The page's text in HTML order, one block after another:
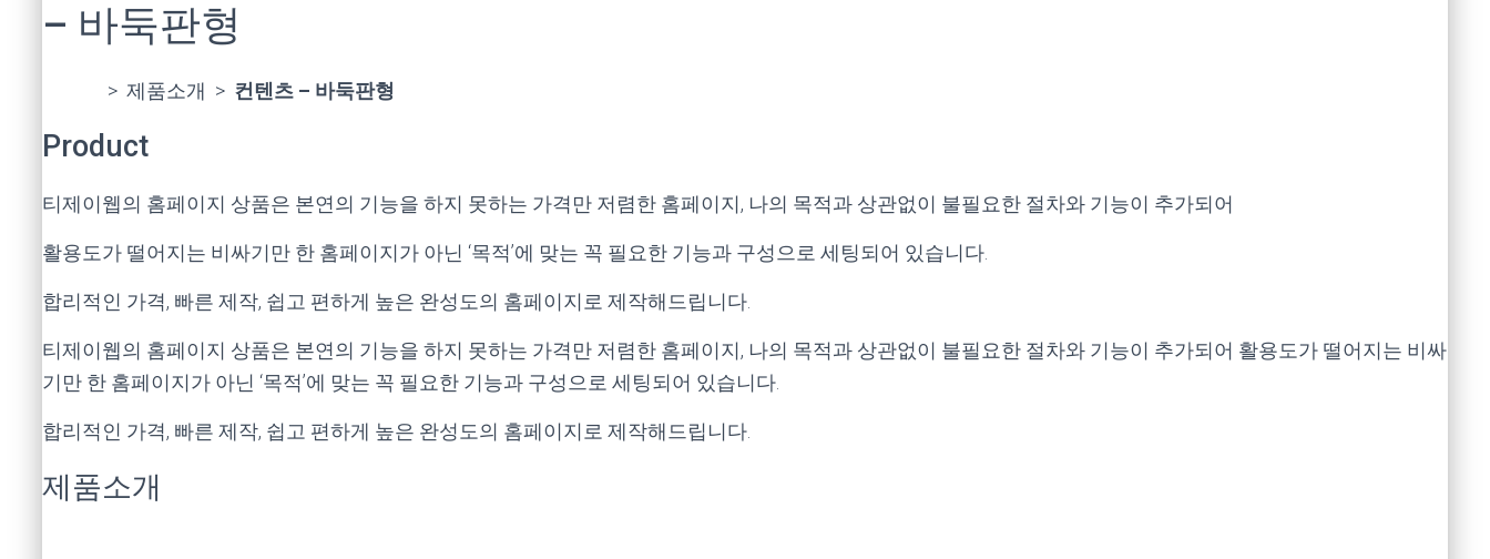
– 바둑판형
> 제품소개 > 컨텐츠 – 바둑판형
Product
티제이웹의 홈페이지 상품은 본연의 기능을 하지 못하는 가격만 저렴한 홈페이지, 나의 목적과 상관없이 불필요한 절차와 기능이 추가되어
활용도가 떨어지는 비싸기만 한 홈페이지가 아닌 ‘목적’에 맞는 꼭 필요한 기능과 구성으로 세팅되어 있습니다.
합리적인 가격, 빠른 제작, 쉽고 편하게 높은 완성도의 홈페이지로 제작해드립니다.
티제이웹의 홈페이지 상품은 본연의 기능을 하지 못하는 가격만 저렴한 홈페이지, 나의 목적과 상관없이 불필요한 절차와 기능이 추가되어 활용도가 떨어지는 비싸
기만 한 홈페이지가 아닌 ‘목적’에 맞는 꼭 필요한 기능과 구성으로 세팅되어 있습니다.
합리적인 가격, 빠른 제작, 쉽고 편하게 높은 완성도의 홈페이지로 제작해드립니다.
제품소개